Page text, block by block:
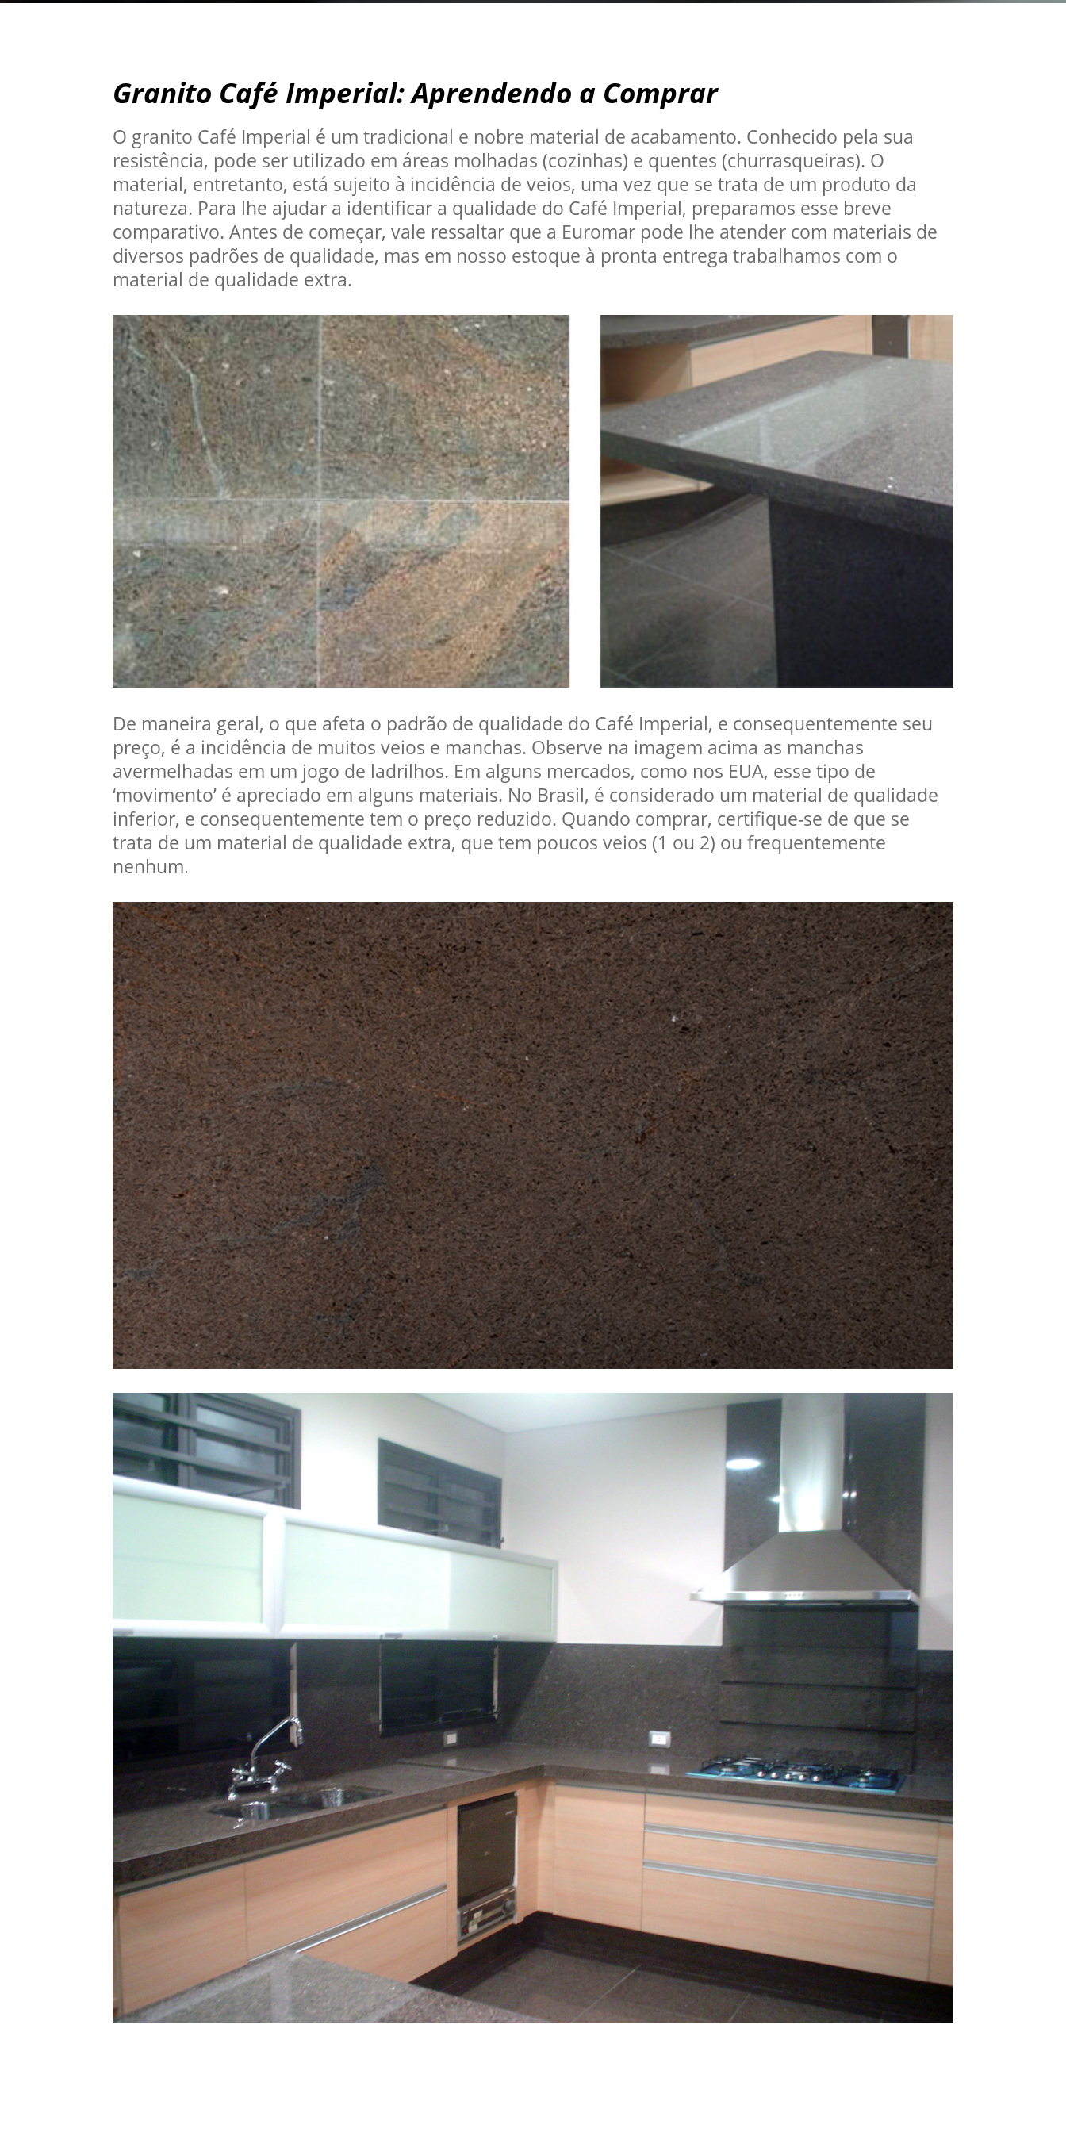
Granito Café Imperial: Aprendendo a Comprar
O granito Café Imperial é um tradicional e nobre material de acabamento. Conhecido pela sua
resistência, pode ser utilizado em áreas molhadas (cozinhas) e quentes (churrasqueiras). O
material, entretanto, está sujeito à incidência de veios, uma vez que se trata de um produto da
natureza. Para lhe ajudar a identificar a qualidade do Café Imperial, preparamos esse breve
comparativo. Antes de começar, vale ressaltar que a Euromar pode lhe atender com materiais de
diversos padrões de qualidade, mas em nosso estoque à pronta entrega trabalhamos com o
material de qualidade extra.
De maneira geral, o que afeta o padrão de qualidade do Café Imperial, e consequentemente seu
preço, é a incidência de muitos veios e manchas. Observe na imagem acima as manchas
avermelhadas em um jogo de ladrilhos. Em alguns mercados, como nos EUA, esse tipo de
‘movimento’ é apreciado em alguns materiais. No Brasil, é considerado um material de qualidade
inferior, e consequentemente tem o preço reduzido. Quando comprar, certifique-se de que se
trata de um material de qualidade extra, que tem poucos veios (1 ou 2) ou frequentemente
nenhum.